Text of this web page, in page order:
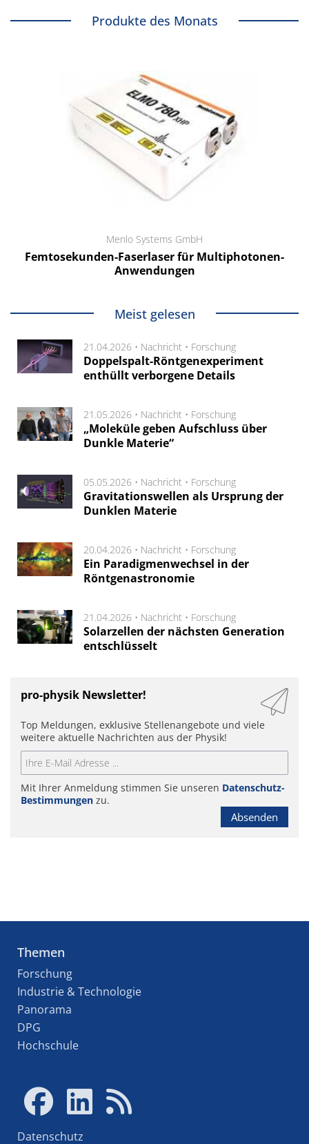
Produkte des Monats
Menlo Systems GmbH
Femtosekunden-Faserlaser für Multiphotonen-
Anwendungen
Meist gelesen
21.04.2026 • Nachricht • Forschung
Doppelspalt-Röntgenexperiment
enthüllt verborgene Details
21.05.2026 • Nachricht • Forschung
„Moleküle geben Aufschluss über
Dunkle Materie“
05.05.2026 • Nachricht • Forschung
Gravitationswellen als Ursprung der
Dunklen Materie
20.04.2026 • Nachricht • Forschung
Ein Paradigmenwechsel in der
Röntgenastronomie
21.04.2026 • Nachricht • Forschung
Solarzellen der nächsten Generation
entschlüsselt
pro-physik Newsletter!
Top Meldungen, exklusive Stellenangebote und viele
weitere aktuelle Nachrichten aus der Physik!
Mit Ihrer Anmeldung stimmen Sie unseren Datenschutz-
Bestimmungen zu.
Absenden
Themen
Forschung
Industrie & Technologie
Panorama
DPG
Hochschule
Datenschutz